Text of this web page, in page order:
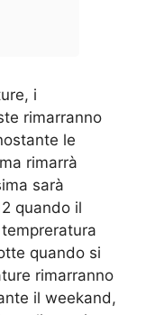
i
rimarranno
le
rimarrà
sarà
quando il
quando si
rimarranno
il weekand,